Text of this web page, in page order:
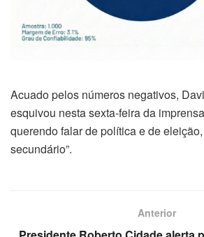
Acuado pelos números negativos,
esquivou nesta sexta-feira da
querendo falar de política e de
secundário”.
Anterior